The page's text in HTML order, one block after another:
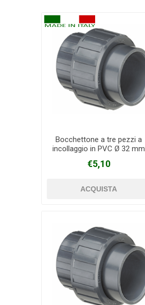
Bocchettone a tre pezzi a
incollaggio in PVC Ø 32 mm
€5,10